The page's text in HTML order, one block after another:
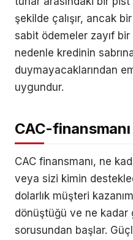
şekilde çalışır, ancak
sabit ödemeler zayıf
nedenle kredinin
duymayacaklarından
uygundur.
CAC-finansmanı
CAC finansmanı, ne
veya sizi kimin
dolarlık müşteri
dönüştüğü ve ne kadar
sorusundan başlar.